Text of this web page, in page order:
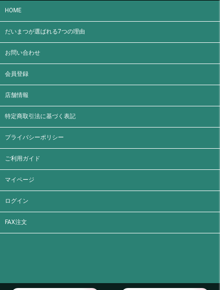
HOME
だいまつが選ばれる7つの理由
お問い合わせ
会員登録
店舗情報
特定商取引法に基づく表記
プライバシーポリシー
ご利用ガイド
マイページ
ログイン
FAX注文